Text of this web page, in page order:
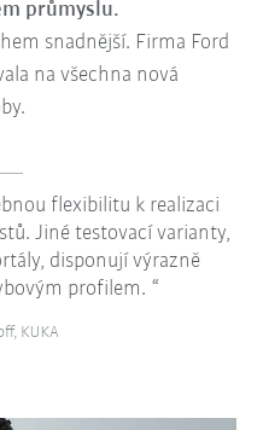
průmyslu.
snadnější. Firma Ford
na všechna nová
flexibilitu k realizaci
Jiné testovací varianty,
disponují výrazně
profilem.
KUKA